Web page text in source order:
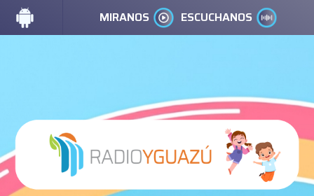
MIRANOS ESCUCHANOS